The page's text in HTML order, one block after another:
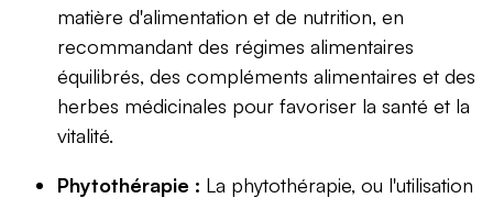
matière d'alimentation et de nutrition, en
recommandant des régimes alimentaires
équilibrés, des compléments alimentaires et des
herbes médicinales pour favoriser la santé et la
vitalité.
Phytothérapie : La phytothérapie, ou l'utilisation